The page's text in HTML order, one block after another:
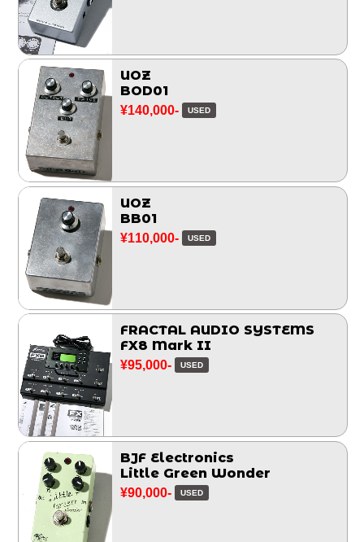
UOZ
BOD01
¥140,000- USED
UOZ
BB01
¥110,000- USED
FRACTAL AUDIO SYSTEMS
FX8 Mark II
¥95,000- USED
BJF Electronics
Little Green Wonder
¥90,000- USED